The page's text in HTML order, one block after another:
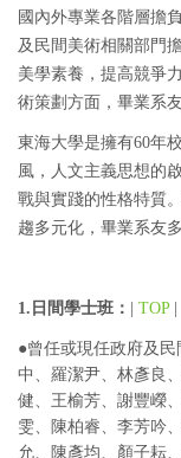
國內外專業各階層擔
及民間美術相關部門
美學素養，提高競爭
術策劃方面，畢業系
東海大學是擁有60年
風，人文主義思想的
戰與實踐的性格特質
趨多元化，畢業系友
1.日間學士班： TOP|
●曾任或現任政府及
中、羅潔尹、林彥良
健、王榆芳、謝豐嶸
雯、陳柏睿、李芳吟
允、陳彥均、顏子耘